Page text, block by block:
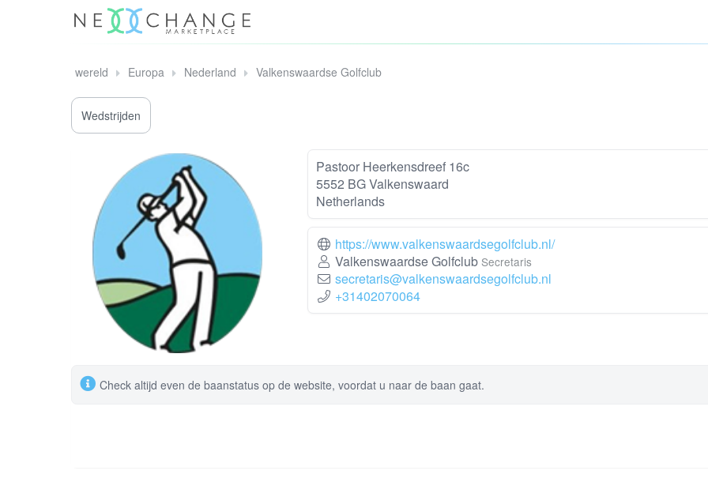
wereld Europa Nederland Valkenswaardse Golfclub
Wedstrijden
Pastoor Heerkensdreef 16c
5552 BG Valkenswaard
Netherlands
https://www.valkenswaardsegolfclub.nl/
Valkenswaardse Golfclub Secretaris
secretaris@valkenswaardsegolfclub.nl
+31402070064
Check altijd even de baanstatus op de website, voordat u naar de baan gaat.